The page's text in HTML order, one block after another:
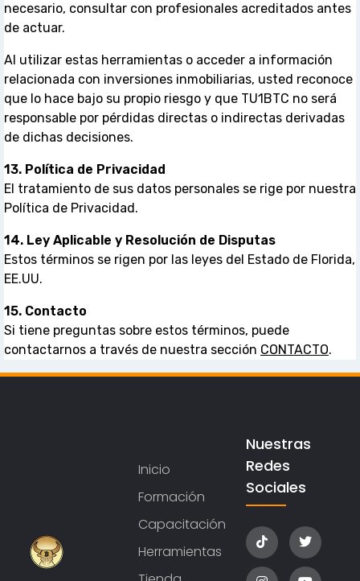
necesario, consultar con profesionales acreditados antes
de actuar.
Al utilizar estas herramientas o acceder a información
relacionada con inversiones inmobiliarias, usted reconoce
que lo hace bajo su propio riesgo y que TU1BTC no será
responsable por pérdidas directas o indirectas derivadas
de dichas decisiones.
13. Política de Privacidad
El tratamiento de sus datos personales se rige por nuestra
Política de Privacidad.
14. Ley Aplicable y Resolución de Disputas
Estos términos se rigen por las leyes del Estado de Florida,
EE.UU.
15. Contacto
Si tiene preguntas sobre estos términos, puede
contactarnos a través de nuestra sección CONTACTO.
Inicio
Formación
Capacitación
Herramientas
Nuestras
Redes
Sociales